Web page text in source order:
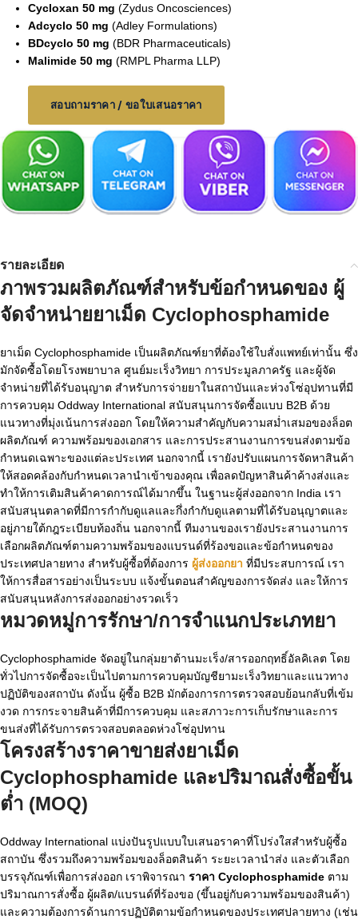
Cycloxan 50 mg (Zydus Oncosciences)
Adcyclo 50 mg (Adley Formulations)
BDcyclo 50 mg (BDR Pharmaceuticals)
Malimide 50 mg (RMPL Pharma LLP)
สอบถามราคา / ขอใบเสนอราคา
รายละเอียด
ภาพรวมผลิตภัณฑ์สำหรับข้อกำหนดของ ผู้
จัดจำหน่ายยาเม็ด Cyclophosphamide
ยาเม็ด Cyclophosphamide เป็นผลิตภัณฑ์ยาที่ต้องใช้ใบสั่งแพทย์เท่านั้น ซึ่ง
มักจัดซื้อโดยโรงพยาบาล ศูนย์มะเร็งวิทยา การประมูลภาครัฐ และผู้จัด
จำหน่ายที่ได้รับอนุญาต สำหรับการจ่ายยาในสถาบันและห่วงโซ่อุปทานที่มี
การควบคุม Oddway International สนับสนุนการจัดซื้อแบบ B2B ด้วย
แนวทางที่มุ่งเน้นการส่งออก โดยให้ความสำคัญกับความสม่ำเสมอของล็อต
ผลิตภัณฑ์ ความพร้อมของเอกสาร และการประสานงานการขนส่งตามข้อ
กำหนดเฉพาะของแต่ละประเทศ นอกจากนี้ เรายังปรับแผนการจัดหาสินค้า
ให้สอดคล้องกับกำหนดเวลานำเข้าของคุณ เพื่อลดปัญหาสินค้าค้างส่งและ
ทำให้การเติมสินค้าคาดการณ์ได้มากขึ้น ในฐานะผู้ส่งออกจาก India เรา
สนับสนุนตลาดที่มีการกำกับดูแลและกึ่งกำกับดูแลตามที่ได้รับอนุญาตและ
อยู่ภายใต้กฎระเบียบท้องถิ่น นอกจากนี้ ทีมงานของเรายังประสานงานการ
เลือกผลิตภัณฑ์ตามความพร้อมของแบรนด์ที่ร้องขอและข้อกำหนดของ
ประเทศปลายทาง สำหรับผู้ซื้อที่ต้องการ ผู้ส่งออกยา ที่มีประสบการณ์ เรา
ให้การสื่อสารอย่างเป็นระบบ แจ้งขั้นตอนสำคัญของการจัดส่ง และให้การ
สนับสนุนหลังการส่งออกอย่างรวดเร็ว
หมวดหมู่การรักษา/การจำแนกประเภทยา
Cyclophosphamide จัดอยู่ในกลุ่มยาต้านมะเร็ง/สารออกฤทธิ์อัลคิเลต โดย
ทั่วไปการจัดซื้อจะเป็นไปตามการควบคุมบัญชียามะเร็งวิทยาและแนวทาง
ปฏิบัติของสถาบัน ดังนั้น ผู้ซื้อ B2B มักต้องการการตรวจสอบย้อนกลับที่เข้ม
งวด การกระจายสินค้าที่มีการควบคุม และสภาวะการเก็บรักษาและการ
ขนส่งที่ได้รับการตรวจสอบตลอดห่วงโซ่อุปทาน
โครงสร้างราคาขายส่งยาเม็ด
Cyclophosphamide และปริมาณสั่งซื้อขั้น
ต่ำ (MOQ)
Oddway International แบ่งปันรูปแบบใบเสนอราคาที่โปร่งใสสำหรับผู้ซื้อ
สถาบัน ซึ่งรวมถึงความพร้อมของล็อตสินค้า ระยะเวลานำส่ง และตัวเลือก
บรรจุภัณฑ์เพื่อการส่งออก เราพิจารณา ราคา Cyclophosphamide ตาม
ปริมาณการสั่งซื้อ ผู้ผลิต/แบรนด์ที่ร้องขอ (ขึ้นอยู่กับความพร้อมของสินค้า)
และความต้องการด้านการปฏิบัติตามข้อกำหนดของประเทศปลายทาง (เช่น